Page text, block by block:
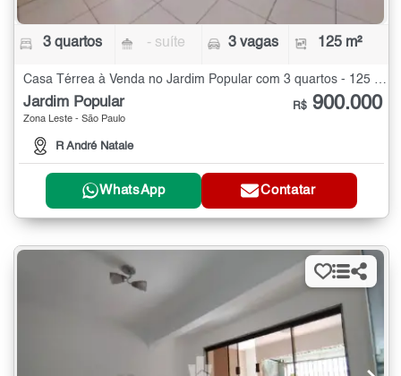
3 quartos - suíte 3 vagas 125 m²
Casa Térrea à Venda no Jardim Popular com 3 quartos - 125 m²
Jardim Popular
Zona Leste - São Paulo
R André Natale
R$ 900.000
WhatsApp Contatar